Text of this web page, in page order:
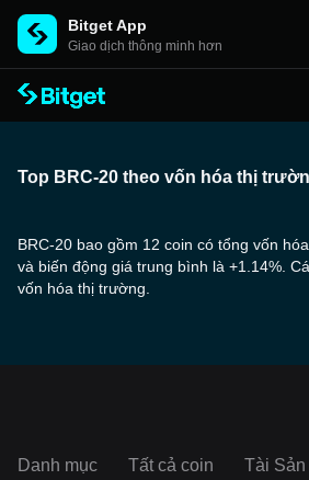
Bitget App
Giao dịch thông minh hơn
Top BRC-20 theo vốn hóa thị
BRC-20 bao gồm 12 coin có tổng vốn
và biến động giá trung bình là +1.14%.
vốn hóa thị trường.
Danh mục Tất cả coin Tài